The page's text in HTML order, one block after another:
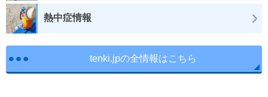
熱中症情報
tenki.jpの全情報はこちら